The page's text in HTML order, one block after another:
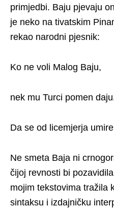
primjedbi. Baju pjevaju
je neko na tivatskim
rekao narodni pjesnik:
Ko ne voli Malog Baju,
nek mu Turci pomen
Da se od licemjerja
Ne smeta Baja ni
čijoj revnosti bi
mojim tekstovima tražila
sintaksu i izdajničku